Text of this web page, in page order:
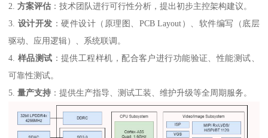
2.方案评估 ：技术团队进行可行性分析，提出初步主控架构建议。
3. 设计开发 ：硬件设计（原理图、PCB Layout）、软件编写（底层
驱动、应用逻辑）、系统联调。
4. 样品测试 ：提供工程样机，配合客户进行功能验证、性能测试、
可靠性测试。
5.量产支持 ：提供生产指导、测试工装、维护升级等全周期服务。